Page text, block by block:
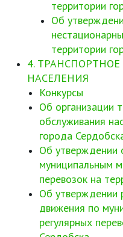
территории
Об
территории
4.
НАСЕЛЕНИЯ
Конкурсы
Об организации
обслуживания
города
Об утверждении
муниципальным
перевозок на
Об утверждении
движения по
регулярных